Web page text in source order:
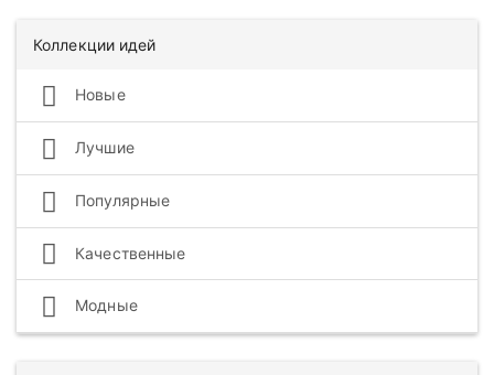
Коллекции идей
Новые
Лучшие
Популярные
Качественные
Модные